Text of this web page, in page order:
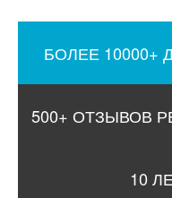
БОЛЕЕ
500+ ОТЗЫВОВ
10